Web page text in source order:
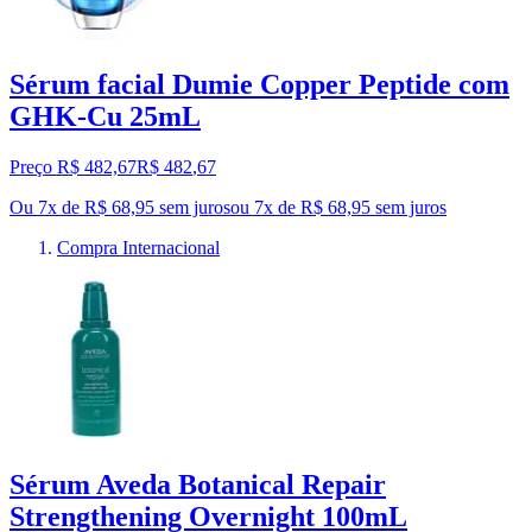
Sérum facial Dumie Copper Peptide com
GHK-Cu 25mL
Preço R$ 482,67R$ 482,67
Ou 7x de R$ 68,95 sem jurosou 7x de R$ 68,95 sem juros
Compra Internacional
Sérum Aveda Botanical Repair
Strengthening Overnight 100mL